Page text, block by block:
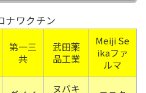
ナワクチン
第一三
共
武田薬
品工業
Meiji Se
ikaファ
ルマ
ヌバキ